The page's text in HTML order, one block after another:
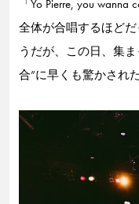
「Yo Pierre, you
全体が合唱するほど
うだが、この日、集
合”に早くも驚かされ